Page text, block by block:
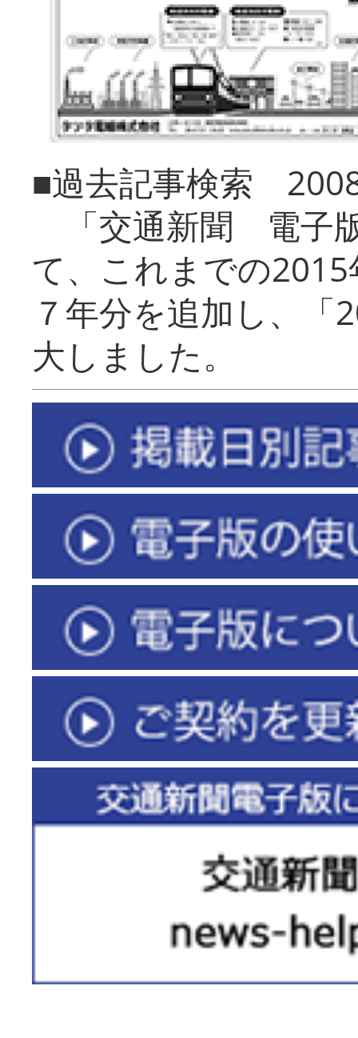
■過去記事検索
「交通新聞 電子
て、これまでの
７年分を追加し、「
大しまし